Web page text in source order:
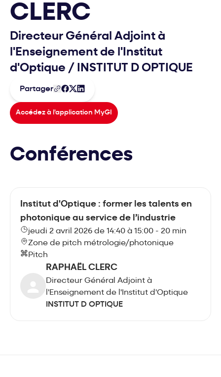
CLERC
Directeur Général Adjoint à
l'Enseignement de l'Institut
d'Optique / INSTITUT D OPTIQUE
Partager
Accédez à l'application MyGI
Conférences
Institut d'Optique : former les talents en
photonique au service de l’industrie
jeudi 2 avril 2026 de 14:40 à 15:00 - 20 min
Zone de pitch métrologie/photonique
Pitch
RAPHAËL CLERC
Directeur Général Adjoint à
l'Enseignement de l'Institut d'Optique
INSTITUT D OPTIQUE